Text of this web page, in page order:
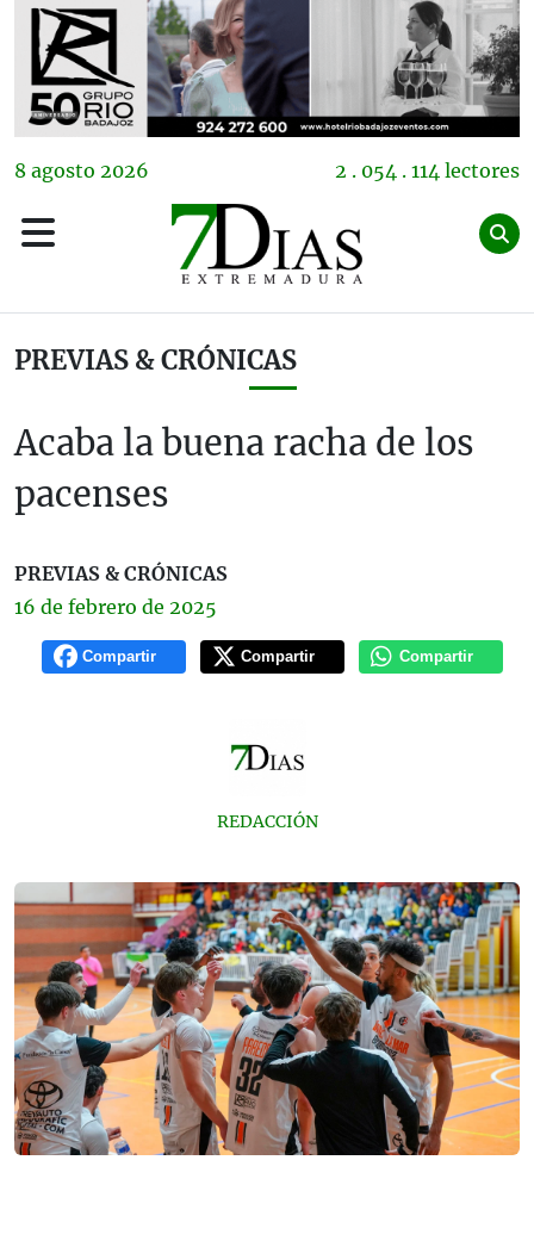
8 agosto 2026 2 . 054 . 114 lectores
PREVIAS & CRÓNICAS
Acaba la buena racha de los
pacenses
PREVIAS & CRÓNICAS
16 de febrero de 2025
Compartir Compartir Compartir
REDACCIÓN